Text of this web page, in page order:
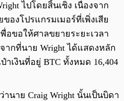
ไปโดยสิ้นเชิง เนื่องจาก
องโปรแกรมเมอร์ที่เพิ่งเสีย
อขอให้ศาลขยายระยะเวลา
ากที่นาย Wright ได้แสดงหลัก
าเงินที่อยู่ BTC ทั้งหมด 16,404
นาย Craig Wright นั้นเป็นบิดา